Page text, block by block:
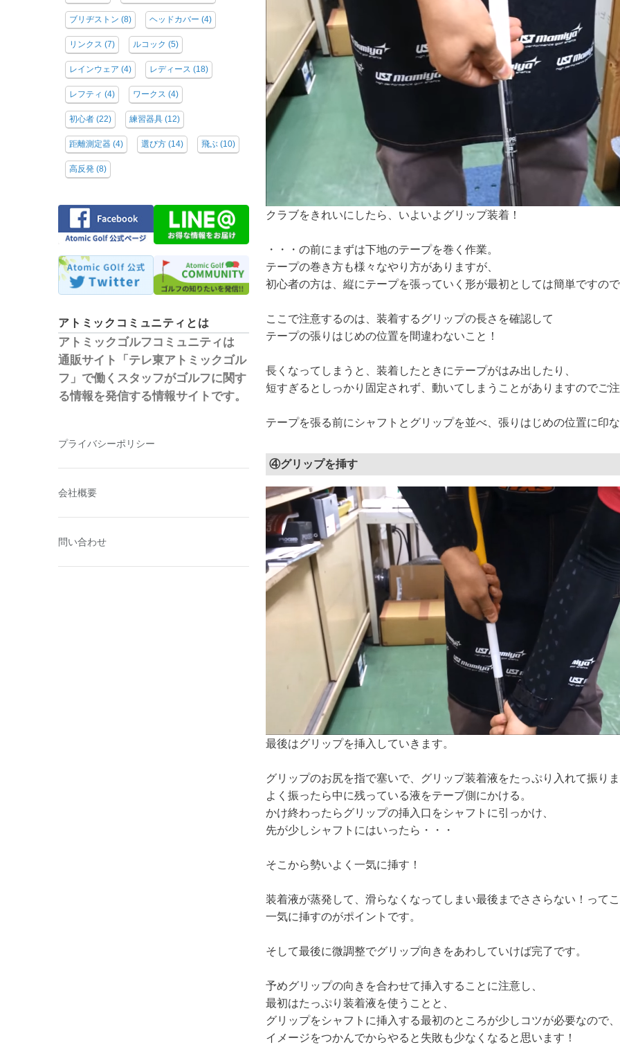
クラブをきれいにしたら、いよいよグリップ装着！
・・・の前にまずは下地のテープを巻く作業。
テープの巻き方も様々なやり方がありますが、
初心者の方は、縦にテープを張っていく形が最初としては簡単ですの
ここで注意するのは、装着するグリップの長さを確認して
テープの張りはじめの位置を間違わないこと！
長くなってしまうと、装着したときにテープがはみ出したり、
短すぎるとしっかり固定されず、動いてしまうことがありますのでご
テープを張る前にシャフトとグリップを並べ、張りはじめの位置に印
④グリップを挿す
最後はグリップを挿入していきます。
グリップのお尻を指で塞いで、グリップ装着液をたっぷり入れて振り
よく振ったら中に残っている液をテープ側にかける。
かけ終わったらグリップの挿入口をシャフトに引っかけ、
先が少しシャフトにはいったら・・・
そこから勢いよく一気に挿す！
装着液が蒸発して、滑らなくなってしまい最後までささらない！って
一気に挿すのがポイントです。
そして最後に微調整でグリップ向きをあわしていけば完了です。
予めグリップの向きを合わせて挿入することに注意し、
最初はたっぷり装着液を使うことと、
グリップをシャフトに挿入する最初のところが少しコツが必要なので
イメージをつかんでからやると失敗も少なくなると思います！
ブリヂストン (8) ヘッドカバー (4)
リンクス (7) ルコック (5)
レインウェア (4) レディース (18)
レフティ (4) ワークス (4)
初心者 (22) 練習器具 (12)
距離測定器 (4) 選び方 (14) 飛ぶ (10)
高反発 (8)
アトミックコミュニティとは
アトミックゴルフコミュニティは
通販サイト「テレ東アトミックゴル
フ」で働くスタッフがゴルフに関す
る情報を発信する情報サイトです。
プライバシーポリシー
会社概要
問い合わせ